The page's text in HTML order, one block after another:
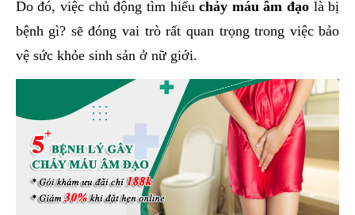
Do đó, việc chủ động tìm hiểuchảy máu âm đạo là bị
bệnh gì? sẽ đóng vai trò rất quan trọng trong việc bảo
vệ sức khỏe sinh sản ở nữ giới.